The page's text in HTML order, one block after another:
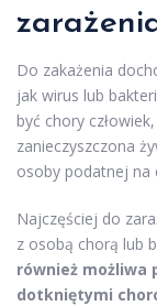
Do zakażenia
jak wirus lub
być chory
zanieczyszczona
osoby podatnej na
Najczęściej do
z osobą chorą lub
również możliwa
dotkniętymi